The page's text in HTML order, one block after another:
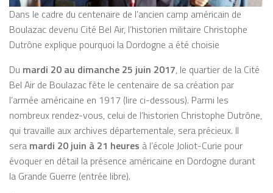
Dans le cadre du centenaire de l’ancien camp américain de
Boulazac devenu Cité Bel Air, l’historien militaire Christophe
Dutrône explique pourquoi la Dordogne a été choisie
Du mardi 20 au dimanche 25 juin 2017, le quartier de la Cité
Bel Air de Boulazac fête le centenaire de sa création par
l’armée américaine en 1917 (lire ci-dessous). Parmi les
nombreux rendez-vous, celui de l’historien Christophe Dutrône,
qui travaille aux archives départementale, sera précieux. Il
sera mardi 20 juin à 21 heures à l’école Joliot-Curie pour
évoquer en détail la présence américaine en Dordogne durant
la Grande Guerre (entrée libre).